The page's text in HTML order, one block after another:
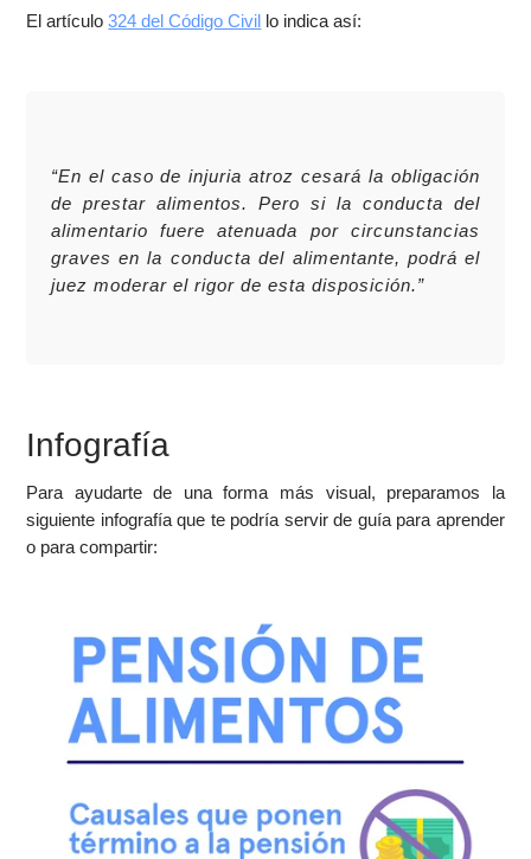
El artículo324 del Código Civil lo indica así:
“En el caso de injuria atroz cesará la obligación
de prestar alimentos. Pero si la conducta del
alimentario fuere atenuada por circunstancias
graves en la conducta del alimentante, podrá el
juez moderar el rigor de esta disposición.”
Infografía
Para ayudarte de una forma más visual, preparamos la
siguiente infografía que te podría servir de guía para aprender
o para compartir: